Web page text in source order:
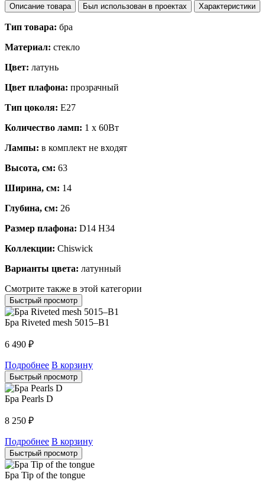
Описание товара Был использован в проектах Характеристики
Тип товара: бра
Материал: стекло
Цвет: латунь
Цвет плафона: прозрачный
Тип цоколя: E27
Количество ламп: 1 x 60Вт
Лампы: в комплект не входят
Высота, см: 63
Ширина, см: 14
Глубина, см: 26
Размер плафона: D14 H34
Коллекции: Chiswick
Варианты цвета: латунный
Смотрите также в этой категории
Быстрый просмотр
Бра Riveted mesh 5015–B1
6 490 ₽
Подробнее В корзину
Быстрый просмотр
Бра Pearls D
8 250 ₽
Подробнее В корзину
Быстрый просмотр
Бра Tip of the tongue